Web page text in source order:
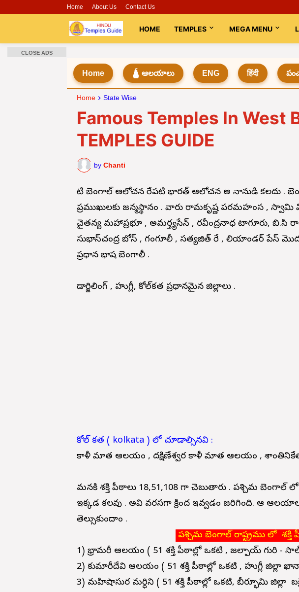
Home About Us Contact Us
HOME TEMPLES MEGA MENU
Home 🛕 ఆలయాలు ENG हिंदी
Home State Wise
Famous Temples In West
TEMPLES GUIDE
by Chanti
నేటి బెంగాల్ ఆలోచన రేపటి భారత్ ఆలోచన అనే నానుడి కలదు .
ప్రముఖులకు జన్మస్థానం . వారు రామకృష్ణ పరమహంస , స్వామి
చైతన్య మహాప్రభూ , అమర్త్యసేన్ , రవీంద్రనాధ టాగూరు, బి.సి
సుభాస్‌చంద్ర బోస్ , గంగూలీ , సత్యజిత్ రే , లియాండర్ పేస్
ప్రధాన భాష బెంగాలీ .
డార్జిలింగ్ , హుగ్లీ, కోల్‌కత ప్రధానమైన జిల్లాలు .
కోల్ కత ( kolkata ) లో చూడాల్సినవి :
కాళీ మాత ఆలయం , దక్షిణేశ్వర కాళీ మాత ఆలయం ,
మనకి శక్తి పీఠాలు 18,51,108 గా చెబుతారు . పశ్చిమ బెంగాల్ లో
ఇక్కడ కలవు . అవి వరసగా క్రింద ఇవ్వడం జరిగింది. ఆ
తెల్సుకుందాం .
పశ్చిమ బెంగాల్ రాష్ట్రము లో శక్తి
1) భ్రామరీ ఆలయం ( 51 శక్తి పీఠాల్లో ఒకటి , జల్పాయ్ గురి -
2) కుమారీదేవి ఆలయం ( 51 శక్తి పీఠాల్లో ఒకటి , హుగ్లీ జిల్లా
3) మహిషాసుర మర్ధిని ( 51 శక్తి పీఠాల్లో ఒకటి, బీర్భూమి జిల్లా
CLOSE ADS